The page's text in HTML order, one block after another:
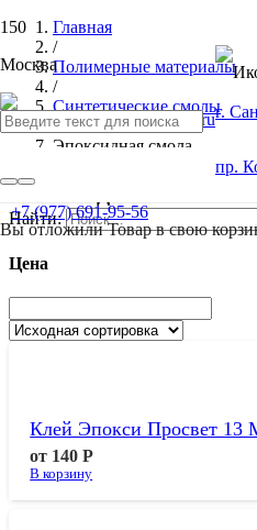
Москва
г.
пр.
Вы отложилиТоварв свою
+7 (977) 691-95-56
Главная
/
Полимерные материалы
/
Синтетические смолы
/
Эпоксидная смола
Эпоксидная смола
Найти:
Цена
Клей Эпокси Просвет 13
от 140Р
В корзину